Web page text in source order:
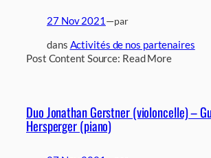
27 Nov 2021 —par
dans Activités de nos partenaires
Post Content Source: Read More
Duo Jonathan Gerstner (violoncelle) –
Hersperger (piano)